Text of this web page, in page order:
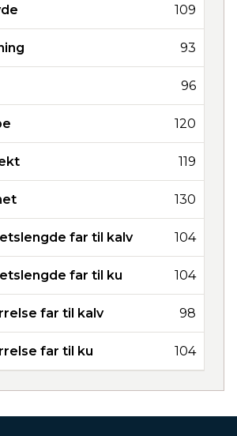
109
93
96
120
119
130
far til kalv 104
far til ku 104
far til kalv 98
far til ku 104